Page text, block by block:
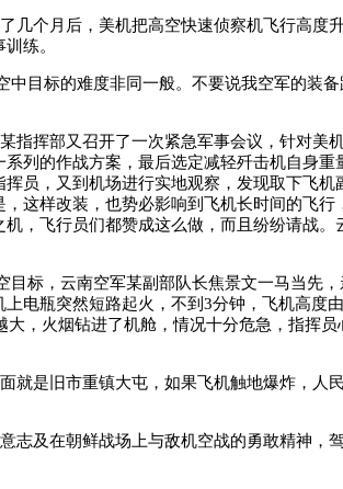
几个月后，美机把高空快速侦察机飞行高度
练。
中目标的难度非同一般。不要说我空军的装
指挥部又召开了一次紧急军事会议，针对美
系列的作战方案，最后选定减轻歼击机自身重
员，又到机场进行实地观察，发现取下飞机
这样改装，也势必影响到飞机长时间的飞行
，飞行员们都赞成这么做，而且纷纷请战。
目标，云南空军某副部队长焦景文一马当先
电瓶突然短路起火，不到 3分钟，飞机高度由
大，火烟钻进了机舱，情况十分危急，指挥
就是旧市重镇大屯，如果飞机触地爆炸，人
志及在朝鲜战场上与敌机空战的勇敢精神，